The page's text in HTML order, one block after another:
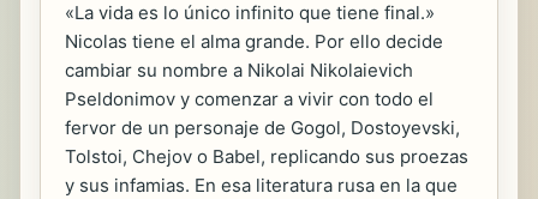
«La vida es lo único infinito que tiene final.»
Nicolas tiene el alma grande. Por ello decide
cambiar su nombre a Nikolai Nikolaievich
Pseldonimov y comenzar a vivir con todo el
fervor de un personaje de Gogol, Dostoyevski,
Tolstoi, Chejov o Babel, replicando sus proezas
y sus infamias. En esa literatura rusa en la que